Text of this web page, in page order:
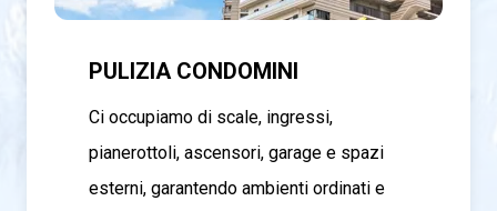
PULIZIA CONDOMINI
Ci occupiamo di scale, ingressi,
pianerottoli, ascensori, garage e spazi
esterni, garantendo ambienti ordinati e